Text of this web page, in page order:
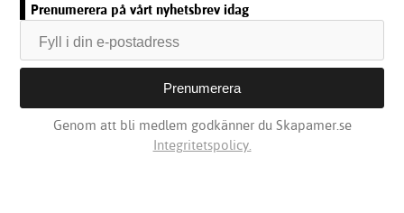
Prenumerera på vårt nyhetsbrev idag
Genom att bli medlem godkänner du Skapamer.se
Integritetspolicy.